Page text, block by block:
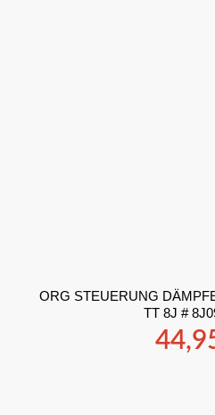
ORG STEUERUNG
TT 8J #